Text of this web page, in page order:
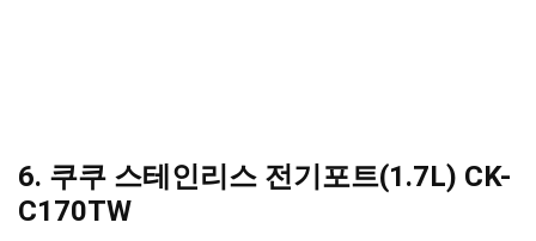
6. 쿠쿠 스테인리스 전기포트(1.7L) CK-
C170TW